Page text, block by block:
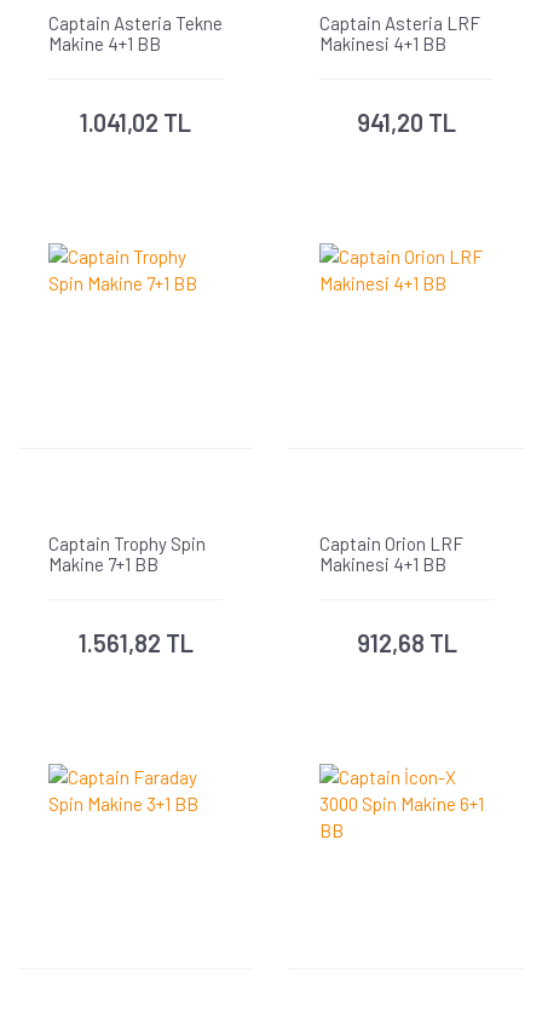
Captain Asteria Tekne
Makine 4+1 BB
1.041,02 TL
Captain Asteria LRF
Makinesi 4+1 BB
941,20 TL
Captain Trophy Spin
Makine 7+1 BB
1.561,82 TL
Captain Orion LRF
Makinesi 4+1 BB
912,68 TL